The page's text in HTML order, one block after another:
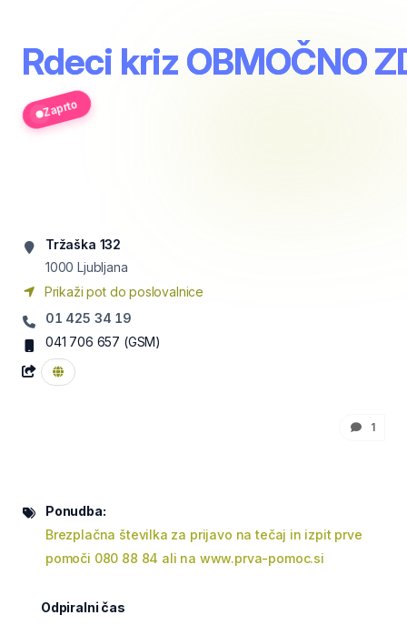
Rdeci kriz OBMOČNO
Zaprto
Tržaška 132
1000 Ljubljana
Prikaži pot do poslovalnice
01 425 34 19
041 706 657 (GSM)
1
Ponudba:
Brezplačna številka za prijavo na tečaj in izpit prve
pomoči 080 88 84 ali na www.prva-pomoc.si
Odpiralni čas